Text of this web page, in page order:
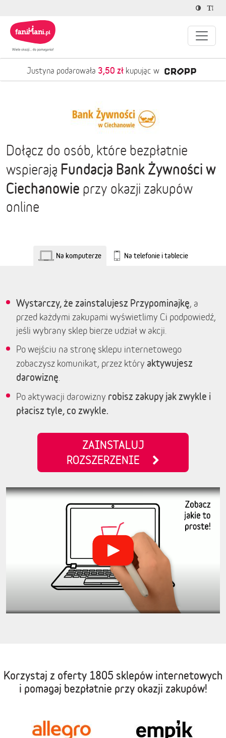
Justyna podarowała 3,50 zł kupując w
Dołącz do osób, które bezpłatnie
wspierają Fundacja Bank Żywności w
Ciechanowie przy okazji zakupów
online
Na komputerze Na telefonie i tablecie
Wystarczy, że zainstalujesz Przypominajkę, a
przed każdymi zakupami wyświetlimy Ci podpowiedź,
jeśli wybrany sklep bierze udział w akcji.
Po wejściu na stronę sklepu internetowego
zobaczysz komunikat, przez który aktywujesz
darowiznę
Po aktywacji darowizny robisz zakupy jak zwykle i
płacisz tyle, co zwykle.
ZAINSTALUJ
ROZSZERZENIE
Korzystaj z oferty 1805 sklepów internetowych
i pomagaj bezpłatnie przy okazji zakupów!